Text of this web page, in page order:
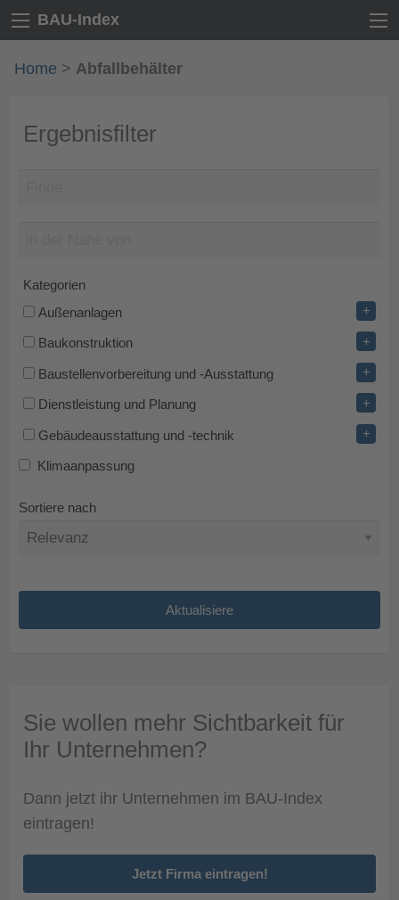
BAU-Index
Home > Abfallbehälter
Ergebnisfilter
Kategorien
Außenanlagen
+
Baukonstruktion +
Baustellenvorbereitung und -Ausstattung +
Dienstleistung und Planung +
Gebäudeausstattung und -technik +
Klimaanpassung
Sortiere nach
Sie wollen mehr Sichtbarkeit für
Ihr Unternehmen?
Dann jetzt ihr Unternehmen im BAU-Index
eintragen!
Jetzt Firma eintragen!